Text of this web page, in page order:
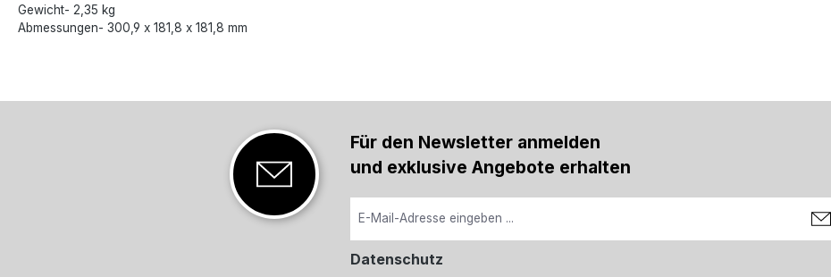
Gewicht- 2,35 kg
Abmessungen- 300,9 x 181,8 x 181,8 mm
Für den Newsletter anmelden
und exklusive Angebote erhalten
Datenschutz